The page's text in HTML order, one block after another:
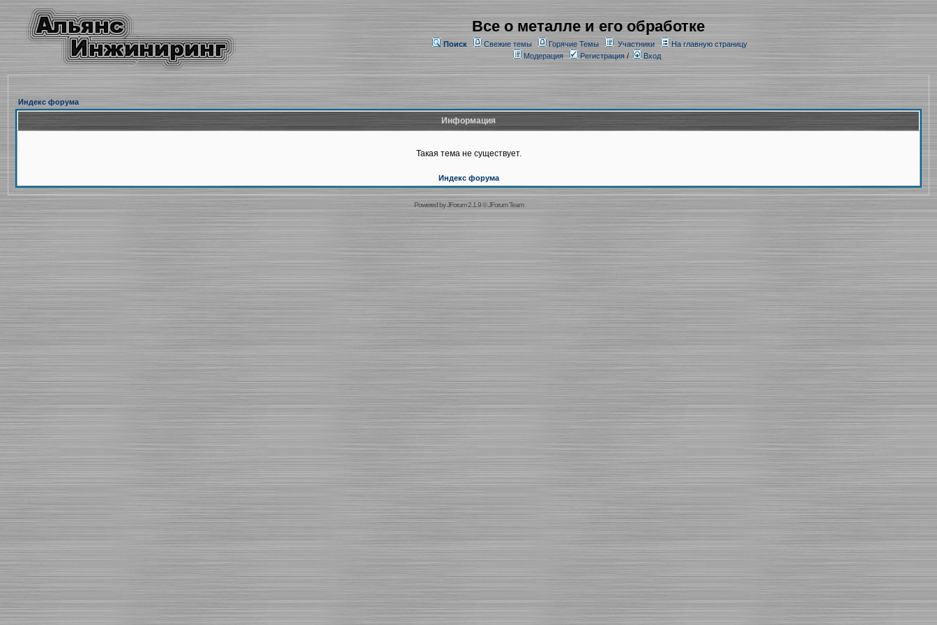
Все о металле и его обработке
Поиск Свежие темы Горячие Темы Участники
На главную страницу
Модерация
Регистрация/ Вход
Индекс форума
Информация
Такая тема не существует.
Индекс форума
Powered byJForum 2.1.9©JForum Team